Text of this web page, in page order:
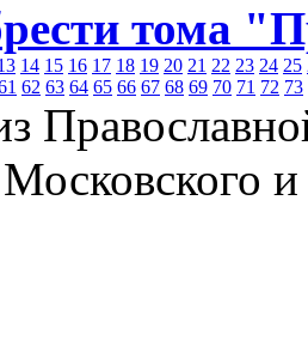
тома
14 15 16 17 18 19 20 21 22 23 24 25
62 63 64 65 66 67 68 69 70 71 72 73